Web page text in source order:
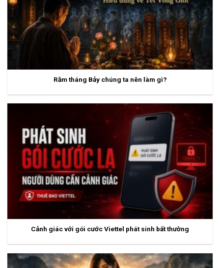
Rằm tháng Bảy chúng ta nên làm gì?
Cảnh giác với gói cước Viettel phát sinh bất thường